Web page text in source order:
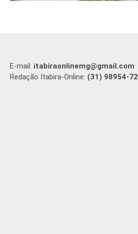
E-mail: itabiraonlinemg@gmail.com
Redação Itabira-Online: (31) 98954-